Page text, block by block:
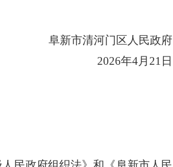
阜新市清河门区人民政府
2026年4月21日